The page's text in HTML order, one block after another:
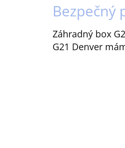
Bezpečný
Záhradný box
G21 Denver